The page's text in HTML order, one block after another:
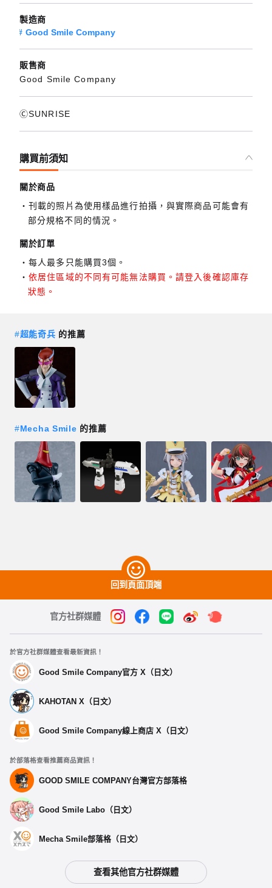
製造商
Good Smile Company
販售商
Good Smile Company
ⒸSUNRISE
購買前須知
關於商品
刊載的照片為使用樣品進行拍攝，與實際商品可能會有
部分規格不同的情況。
關於訂單
每人最多只能購買3個。
依居住區域的不同有可能無法購買。請登入後確認庫存
狀態。
#超能奇兵 的推薦
#Mecha Smile 的推薦
回到頁面頂端
官方社群媒體
於官方社群媒體查看最新資訊！
Good Smile Company官方 X（日文）
KAHOTAN X（日文）
Good Smile Company線上商店 X（日文）
於部落格查看推薦商品資訊！
GOOD SMILE COMPANY台灣官方部落格
Good Smile Labo（日文）
Mecha Smile部落格（日文）
查看其他官方社群媒體